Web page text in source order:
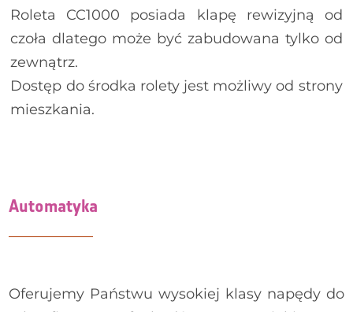
Roleta CC1000 posiada klapę rewizyjną od
czoła dlatego może być zabudowana tylko od
zewnątrz.
Dostęp do środka rolety jest możliwy od strony
mieszkania.
Automatyka
Oferujemy Państwu wysokiej klasy napędy do